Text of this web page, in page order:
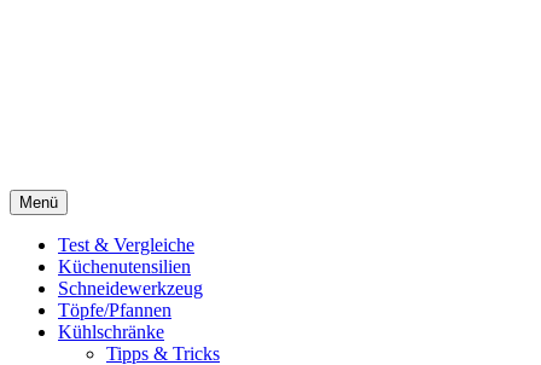
Menü
Test & Vergleiche
Küchenutensilien
Schneidewerkzeug
Töpfe/Pfannen
Kühlschränke
Tipps & Tricks